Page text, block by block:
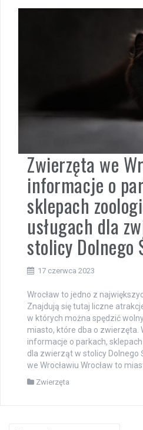
Zwierzęta we
informacje o
sklepach
usługach dla
stolicy Dolnego
17 czerwca 2023
Wrocław to jedno z
Znajdują się tutaj liczne
w których można spędzić
miasto, które dba o zwierzęta.
informacje o parkach,
dla zwierząt w stolicy Dolnego
we Wrocławiu Wrocław to
Zwierzęta